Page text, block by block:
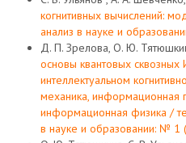
когнитивных вычислений:
анализ в науке и
Д. П. Зрелова, О. Ю.
основы квантовых
интеллектуальном
механика, информационная
информационная физика /
в науке и образовании: № 1